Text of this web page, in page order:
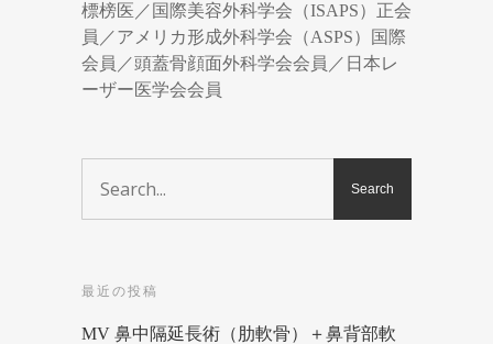
標榜医／国際美容外科学会（ISAPS）正会
員／アメリカ形成外科学会（ASPS）国際
会員／頭蓋骨顔面外科学会会員／日本レ
ーザー医学会会員
最近の投稿
MV 鼻中隔延長術（肋軟骨）＋鼻背部軟